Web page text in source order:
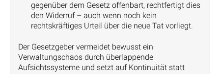
gegenüber dem Gesetz offenbart, rechtfertigt dies
den Widerruf – auch wenn noch kein
rechtskräftiges Urteil über die neue Tat vorliegt.
Der Gesetzgeber vermeidet bewusst ein
Verwaltungschaos durch überlappende
Aufsichtssysteme und setzt auf Kontinuität statt